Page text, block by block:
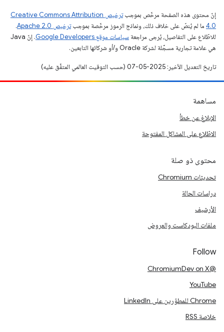
إنّ محتوى هذه الصفحة مرخّص بموجب
ترخيص Creative Commons Attribution
4.0‏ ما لم يُنصّ على خلاف ذلك، ونماذج الرموز مرخّصة بموجبترخيص Apache 2.0‏
.
للاطّلاع على التفاصيل، يُرجى مراجعة سياسات موقع Google Developers‏
. إنّ Java
هي علامة تجارية مسجَّلة لشركة Oracle و/أو شركائها التابعين.
تاريخ التعديل الأخير: 2025-05-07 (حسب التوقيت العالمي المتفَّق عليه)
مساهمة
الإبلاغ عن خطأ
الاطّلاع على المشاكل المفتوحة
محتوى ذو صلة
تحديثات Chromium
دراسات الحالة
الأرشيف
ملفات البودكاست والعروض
Follow
@ChromiumDev on X
YouTube
Chrome للمطوّرين على LinkedIn
خلاصة RSS